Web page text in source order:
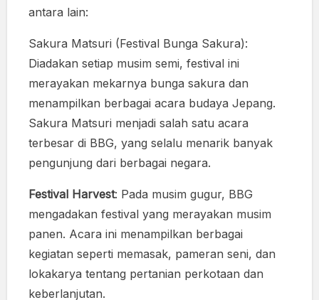
antara lain:
Sakura Matsuri (Festival Bunga Sakura):
Diadakan setiap musim semi, festival ini
merayakan mekarnya bunga sakura dan
menampilkan berbagai acara budaya Jepang.
Sakura Matsuri menjadi salah satu acara
terbesar di BBG, yang selalu menarik banyak
pengunjung dari berbagai negara.
Festival Harvest: Pada musim gugur, BBG
mengadakan festival yang merayakan musim
panen. Acara ini menampilkan berbagai
kegiatan seperti memasak, pameran seni, dan
lokakarya tentang pertanian perkotaan dan
keberlanjutan.